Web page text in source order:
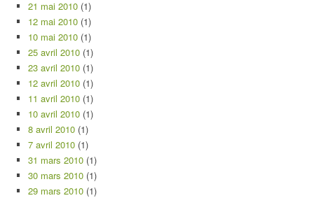
21 mai 2010 (1)
12 mai 2010 (1)
10 mai 2010 (1)
25 avril 2010 (1)
23 avril 2010 (1)
12 avril 2010 (1)
11 avril 2010 (1)
10 avril 2010 (1)
8 avril 2010 (1)
7 avril 2010 (1)
31 mars 2010 (1)
30 mars 2010 (1)
29 mars 2010 (1)